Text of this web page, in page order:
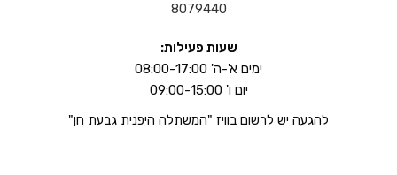
8079440
שעות פעילות:
ימים א'-ה' 08:00-17:00
יום ו' 09:00-15:00
להגעה יש לרשום בוויז "המשתלה היפנית גבעת חן"